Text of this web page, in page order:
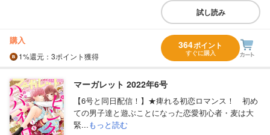
試し読み
購入
1%還元 ：3ポイント獲得
364ポイント
すぐに購入
マーガレット 2022年6号
【6号と同日配信！】★痺れる初恋ロマンス！ 初め
ての男子達と遊ぶことになった恋愛初心者・麦は大
緊...もっと読む